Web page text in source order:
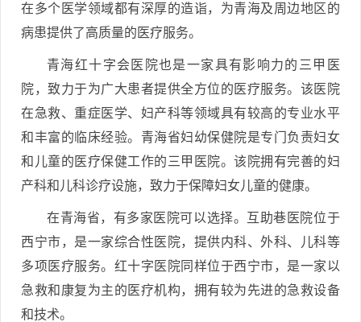
在多个医学领域都有深厚的造诣，为青海及周边地区的
病患提供了高质量的医疗服务。
青海红十字会医院也是一家具有影响力的三甲医
院，致力于为广大患者提供全方位的医疗服务。该医院
在急救、重症医学、妇产科等领域具有较高的专业水平
和丰富的临床经验。青海省妇幼保健院是专门负责妇女
和儿童的医疗保健工作的三甲医院。该院拥有完善的妇
产科和儿科诊疗设施，致力于保障妇女儿童的健康。
在青海省，有多家医院可以选择。互助巷医院位于
西宁市，是一家综合性医院，提供内科、外科、儿科等
多项医疗服务。红十字医院同样位于西宁市，是一家以
急救和康复为主的医疗机构，拥有较为先进的急救设备
和技术。